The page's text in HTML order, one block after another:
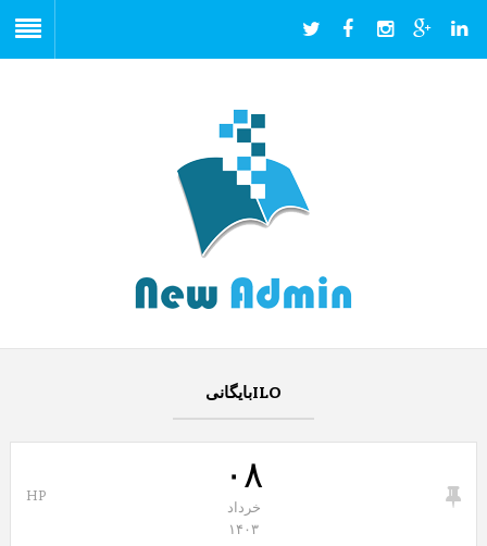
ILOبایگانی
۰۸
خرداد
۱۴۰۳
HP